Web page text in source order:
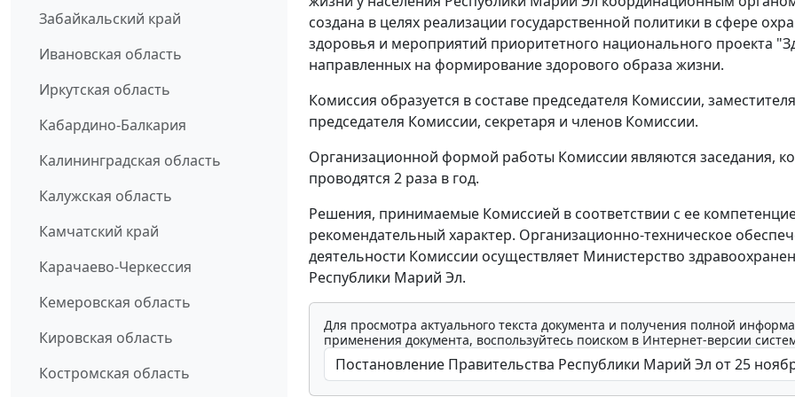
Забайкальский край
Ивановская область
Иркутская область
Кабардино-Балкария
Калининградская область
Калужская область
Камчатский край
Карачаево-Черкессия
Кемеровская область
Кировская область
Костромская область
создана в целях реализации государственной политики в сфере
здоровья и мероприятий приоритетного национального проекта
направленных на формирование здорового образа жизни.
Комиссия образуется в составе председателя Комиссии, заместителя
председателя Комиссии, секретаря и членов Комиссии.
Организационной формой работы Комиссии являются заседания,
проводятся 2 раза в год.
Решения, принимаемые Комиссией в соответствии с ее
рекомендательный характер. Организационно-техническое
деятельности Комиссии осуществляет Министерство
Республики Марий Эл.
Для просмотра актуального текста документа и получения полной
применения документа, воспользуйтесь поиском в Интернет-версии